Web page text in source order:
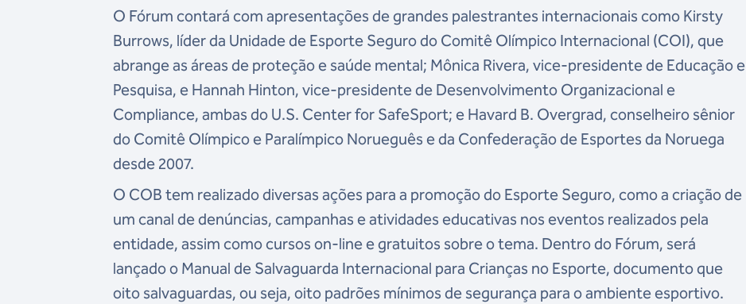
O Fórum contará com apresentações de grandes palestrantes internacionais como Kirsty
Burrows, líder da Unidade de Esporte Seguro do Comitê Olímpico Internacional (COI), que
abrange as áreas de proteção e saúde mental; Mônica Rivera, vice-presidente de Educação e
Pesquisa, e Hannah Hinton, vice-presidente de Desenvolvimento Organizacional e
Compliance, ambas do U.S. Center for SafeSport; e Havard B. Overgrad, conselheiro sênior
do Comitê Olímpico e Paralímpico Norueguês e da Confederação de Esportes da Noruega
desde 2007.
O COB tem realizado diversas ações para a promoção do Esporte Seguro, como a criação de
um canal de denúncias, campanhas e atividades educativas nos eventos realizados pela
entidade, assim como cursos on-line e gratuitos sobre o tema. Dentro do Fórum, será
lançado o Manual de Salvaguarda Internacional para Crianças no Esporte, documento que
oito salvaguardas, ou seja, oito padrões mínimos de segurança para o ambiente esportivo.